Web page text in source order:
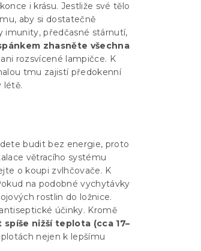
i krásu. Jestliže své tělo
aby si dostatečně
imunity, předčasné stárnutí,
zhasněte všechna
rozsvícené lampičce. K
tmu zajistí předokenní
létě.
budit bez energie, proto
větracího systému
o koupi zvlhčovače. K
na podobné vychytávky
rostlin do ložnice.
účinky. Kromě
nižší teplota (cca 17–
nejen k lepšímu